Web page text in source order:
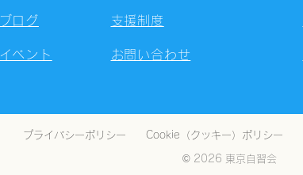
ブログ
イベント
支援制度
お問い合わせ
プライバシーポリシー Cookie（クッキー）ポリシー
© 2026 東京自習会